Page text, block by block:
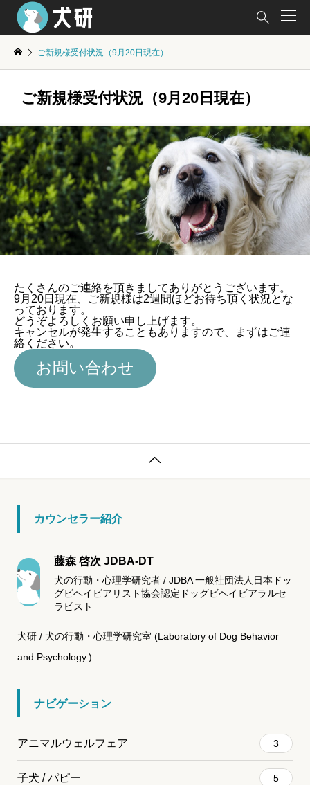

ご新規様受付状況（9月20日現在）
ご新規様受付状況（9月20日現在）
たくさんのご連絡を頂きましてありがとうございます。
9月20日現在、ご新規様は2週間ほどお待ち頂く状況とな
っております。
どうぞよろしくお願い申し上げます。
キャンセルが発生することもありますので、まずはご連
絡ください。
お問い合わせ

カウンセラー紹介
藤森 啓次 JDBA-DT
犬の行動・心理学研究者 / JDBA 一般社団法人日本ドッ
グビヘイビアリスト協会認定ドッグビヘイビアラルセ
ラピスト
犬研 / 犬の行動・心理学研究室 (Laboratory of Dog Behavior
and Psychology.)
ナビゲーション
アニマルウェルフェア 3
子犬 / パピー 5